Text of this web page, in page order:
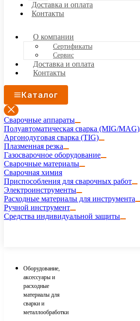
Доставка и оплата
Контакты
О компании
Сертификаты
Сервис
Доставка и оплата
Контакты
Каталог
Сварочные аппараты
Полуавтоматическая сварка (MIG/MAG)
Аргонодуговая сварка (TIG)
Плазменная резка
Газосварочное оборудование
Сварочные материалы
Сварочная химия
Приспособления для сварочных работ
Электроинструменты
Расходные материалы для инструмента
Ручной инструмент
Средства индивидуальной защиты
Оборудование,
аксессуары и
расходные
материалы для
сварки и
металлообработки